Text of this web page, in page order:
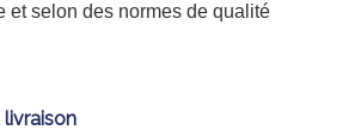
et selon des normes de qualité